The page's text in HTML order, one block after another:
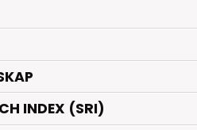
INDEX (SRI)